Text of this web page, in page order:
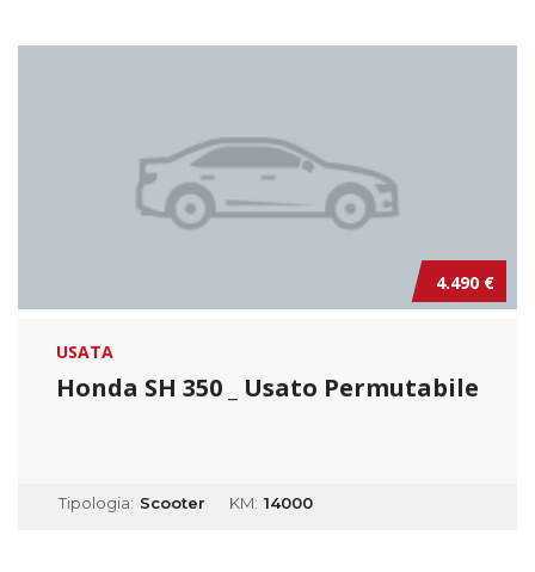
4.490 €
USATA
Honda SH 350 _ Usato Permutabile
Tipologia: Scooter KM: 14000